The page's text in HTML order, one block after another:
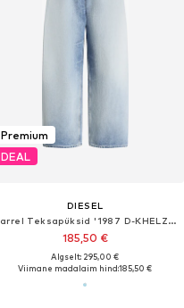
Premium
DEAL
DIESEL
Barrel Teksapüksid '1987 D-KHELZ-B-S1'
185,50 €
Algselt: 295,00 €
Viimane madalaim hind:185,50 €